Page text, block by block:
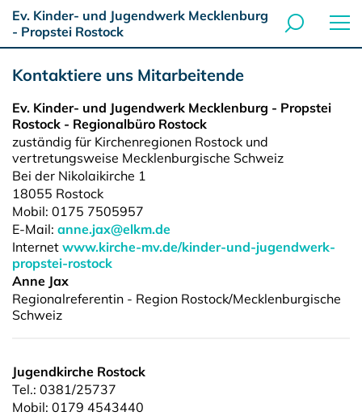
Ev. Kinder- und Jugendwerk Mecklenburg
- Propstei Rostock
Kontaktiere uns Mitarbeitende
Ev. Kinder- und Jugendwerk Mecklenburg - Propstei
Rostock - Regionalbüro Rostock
zuständig für Kirchenregionen Rostock und
vertretungsweise Mecklenburgische Schweiz
Bei der Nikolaikirche 1
18055 Rostock
Mobil: 0175 7505957
E-Mail: anne.jax@elkm.de
Internet www.kirche-mv.de/kinder-und-jugendwerk-
propstei-rostock
Anne Jax
Regionalreferentin - Region Rostock/Mecklenburgische
Schweiz
Jugendkirche Rostock
Tel.: 0381/25737
Mobil: 0179 4543440